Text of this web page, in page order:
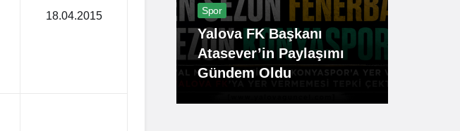
18.04.2015 Spor
Yalova FK Başkanı
Atasever’in Paylaşımı
Gündem Oldu